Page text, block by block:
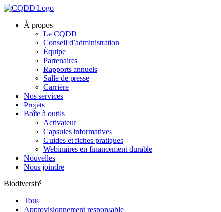
À propos
Le CQDD
Conseil d’administration
Équipe
Partenaires
Rapports annuels
Salle de presse
Carrière
Nos services
Projets
Boîte à outils
Activateur
Capsules informatives
Guides et fiches pratiques
Webinaires en financement durable
Nouvelles
Nous joindre
Biodiversité
Tous
Approvisionnement responsable